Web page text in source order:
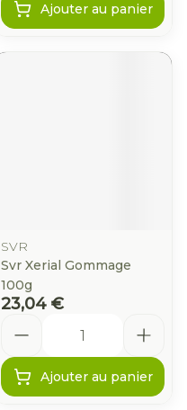
Ajouter au panier
SVR
Svr Xerial Gommage
100g
23,04 €
Ajouter au panier